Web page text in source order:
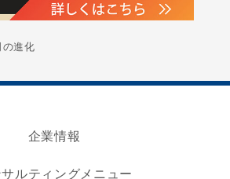
の進化
企業情報
ルティングメニュー